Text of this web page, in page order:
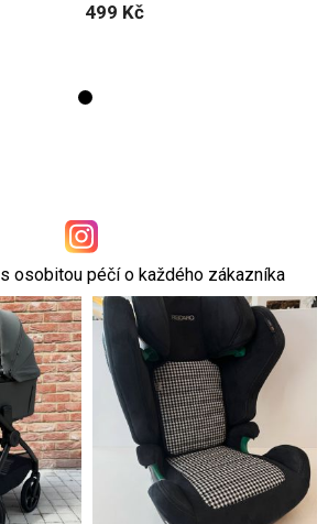
499 Kč
s osobitou péčí o každého zákazníka